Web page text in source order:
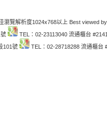
瀏覽解析度1024x768以上 Best viewed
TEL：02-23113040 流通櫃台
101號
TEL：02-28718288 流通櫃台